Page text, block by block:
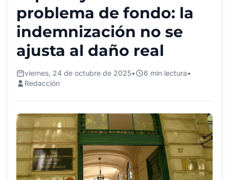
problema de fondo: la
indemnización no se
ajusta al daño real
viernes, 24 de octubre de 2025• 6 min lectura•
Redacción